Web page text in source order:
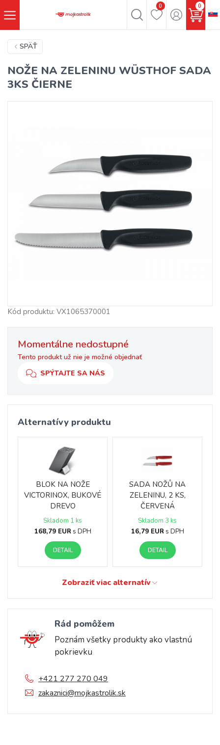
0 0
SPÄŤ
NOŽE NA ZELENINU WÜSTHOF SADA
3KS ČIERNE
Kód produktu: VX1065370001
Momentálne nedostupné
Tento produkt už nie je možné objednať
SPÝTAJTE SA NÁS
Alternatívy produktu
BLOK NA NOŽE
VICTORINOX, BUKOVÉ
DREVO
Skladom 1 ks
168,79 EUR s DPH
DETAIL
SADA NOŽŮ NA
ZELENINU, 2 KS,
ČERVENÁ
Skladom 3 ks
16,79 EUR s DPH
DETAIL
Zobraziť viac alternatív
Rád pomôžem
Poznám všetky produkty ako vlastnú
pokrievku
+421 277 270 049
zakaznici@mojkastrolik.sk